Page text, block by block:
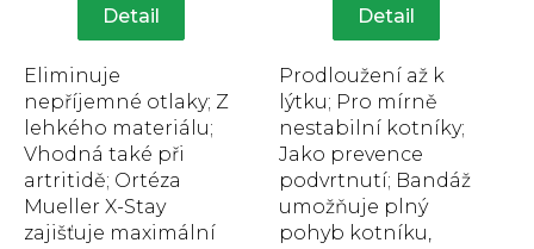
hvězdiček.
Detail
Eliminuje
nepříjemné otlaky; Z
lehkého materiálu;
Vhodná také při
artritidě; Ortéza
Mueller X-Stay
zajišťuje maximální
hvězdiček.
Detail
Prodloužení až k
lýtku; Pro mírně
nestabilní kotníky;
Jako prevence
podvrtnutí; Bandáž
umožňuje plný
pohyb kotníku,